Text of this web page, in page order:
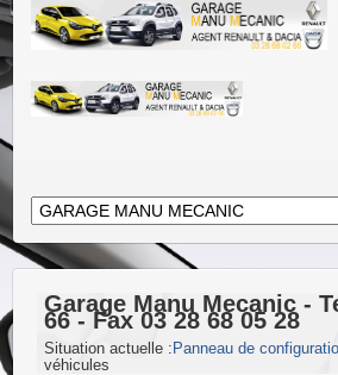
Garage Manu Mecanic -
66 - Fax 03 28 68 05 28
Situation actuelle : Panneau de
véhicules